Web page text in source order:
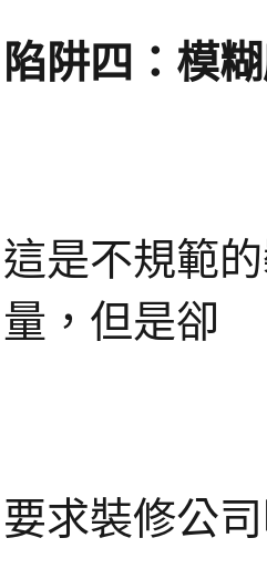
陷阱四：模
這是不規範
量，但是卻
要求裝修公